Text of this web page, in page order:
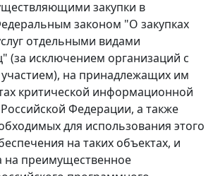
закупки в
законом "О закупках
отдельными видами
(за исключением организаций с
на принадлежащих им
критической информационной
Федерации, а также
для использования этого
на таких объектах, и
на преимущественное